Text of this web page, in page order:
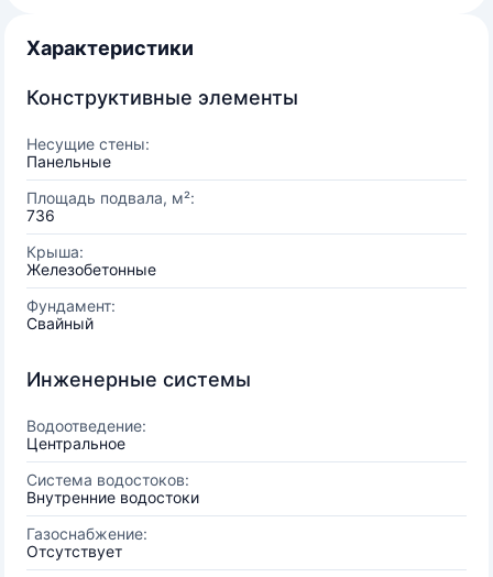
Характеристики
Конструктивные элементы
Несущие стены:
Панельные
Площадь подвала, м²:
736
Крыша:
Железобетонные
Фундамент:
Свайный
Инженерные системы
Водоотведение:
Центральное
Система водостоков:
Внутренние водостоки
Газоснабжение:
Отсутствует